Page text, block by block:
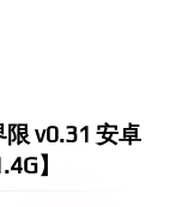
限 v0.31 安卓
】